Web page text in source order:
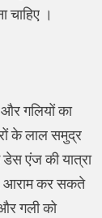
चाहिए ।
गलियों का
के लाल समुद्र
एंज की यात्रा
आराम कर सकते
गली को